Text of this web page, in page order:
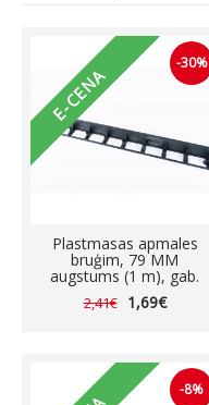
-30%
E-CENA
Plastmasas apmales
bruģim, 79 MM
augstums (1 m), gab.
2,41€ 1,69€
-8%